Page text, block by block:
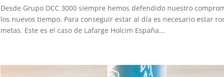
Desde Grupo DCC 3000 siempre hemos defendido nuestro
los nuevos tiempo. Para conseguir estar al día es necesario estar
metas. Este es el caso de Lafarge Holcim España...